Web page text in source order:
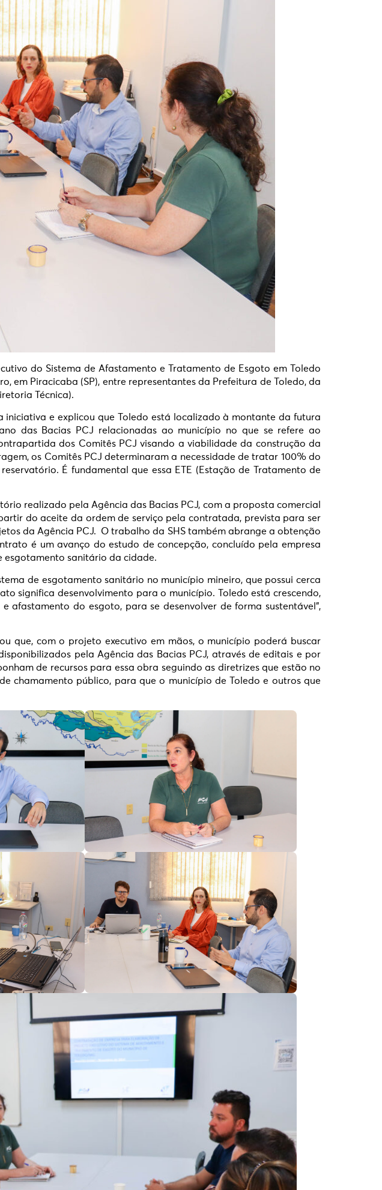
do Sistema de Afastamento e Tratamento de Esgoto em Toledo
em Piracicaba (SP), entre representantes da Prefeitura de Toledo, da
Técnica).
e explicou que Toledo está localizado à montante da futura
das Bacias PCJ relacionadas ao município no que se refere ao
dos Comitês PCJ visando a viabilidade da construção da
os Comitês PCJ determinaram a necessidade de tratar 100% do
É fundamental que essa ETE (Estação de Tratamento de
realizado pela Agência das Bacias PCJ, com a proposta comercial
do aceite da ordem de serviço pela contratada, prevista para ser
da Agência PCJ. O trabalho da SHS também abrange a obtenção
é um avanço do estudo de concepção, concluído pela empresa
esgotamento sanitário da cidade.
de esgotamento sanitário no município mineiro, que possui cerca
significa desenvolvimento para o município. Toledo está crescendo,
afastamento do esgoto, para se desenvolver de forma sustentável”,
que, com o projeto executivo em mãos, o município poderá buscar
pela Agência das Bacias PCJ, através de editais e por
de recursos para essa obra seguindo as diretrizes que estão no
chamamento público, para que o município de Toledo e outros que